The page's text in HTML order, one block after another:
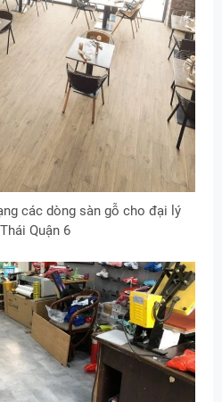
các dòng sàn gỗ cho đại lý
Quận 6